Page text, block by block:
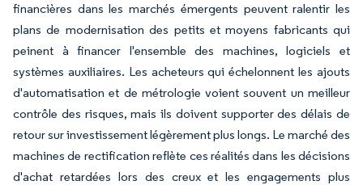
financières dans les marchés émergents peuvent ralentir les
plans de modernisation des petits et moyens fabricants qui
peinent à financer l'ensemble des machines, logiciels et
systèmes auxiliaires. Les acheteurs qui échelonnent les ajouts
d'automatisation et de métrologie voient souvent un meilleur
contrôle des risques, mais ils doivent supporter des délais de
retour sur investissement légèrement plus longs. Le marché des
machines de rectification reflète ces réalités dans les décisions
d'achat retardées lors des creux et les engagements plus